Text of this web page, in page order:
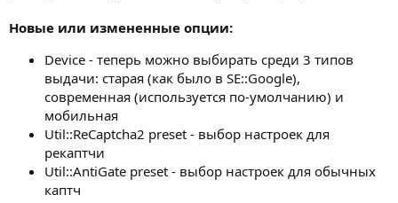
Новые или измененные опции:
Device - теперь можно выбирать среди 3 типов
выдачи: старая (как было в SE::Google),
современная (используется по-умолчанию) и
мобильная
Util::ReCaptcha2 preset - выбор настроек для
рекаптчи
Util::AntiGate preset - выбор настроек для обычных
каптч